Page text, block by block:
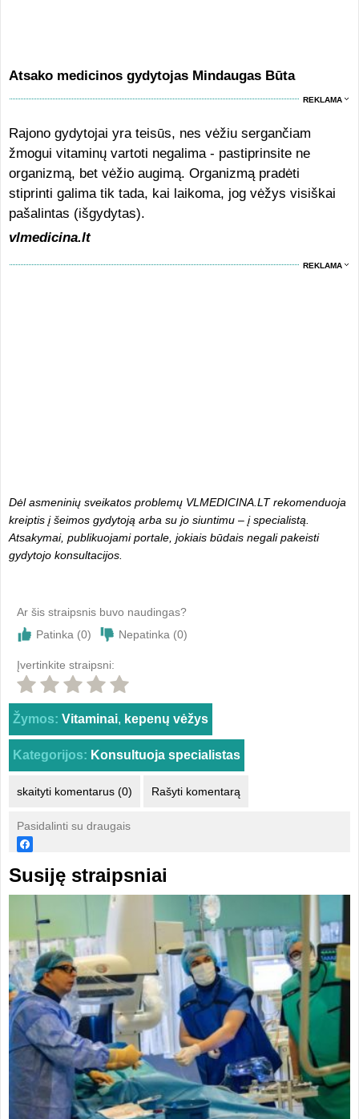
Atsako medicinos gydytojas Mindaugas Būta
REKLAMA
Rajono gydytojai yra teisūs, nes vėžiu sergančiam
žmogui vitaminų vartoti negalima - pastiprinsite ne
organizmą, bet vėžio augimą. Organizmą pradėti
stiprinti galima tik tada, kai laikoma, jog vėžys visiškai
pašalintas (išgydytas).
vlmedicina.lt
REKLAMA
Dėl asmeninių sveikatos problemų VLMEDICINA.LT rekomenduoja
kreiptis į šeimos gydytoją arba su jo siuntimu – į specialistą.
Atsakymai, publikuojami portale, jokiais būdais negali pakeisti
gydytojo konsultacijos.
Ar šis straipsnis buvo naudingas?
Patinka (0) Nepatinka (0)
Įvertinkite straipsni:
Žymos: Vitaminai, kepenų vėžys
Kategorijos: Konsultuoja specialistas
skaityti komentarus (0) Rašyti komentarą
Pasidalinti su draugais
Susiję straipsniai